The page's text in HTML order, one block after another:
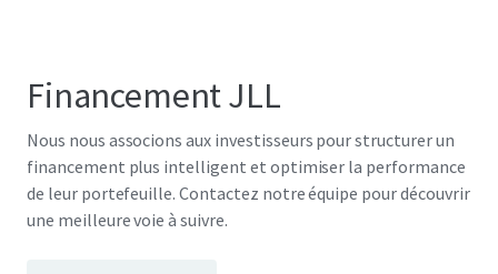
Financement JLL
Nous nous associons aux investisseurs pour structurer un
financement plus intelligent et optimiser la performance
de leur portefeuille. Contactez notre équipe pour découvrir
une meilleure voie à suivre.